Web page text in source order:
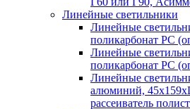
Линейные светильники
Линейные
поликарбонат РС
Линейные
поликарбонат РС
Линейные
алюминий,
рассеиватель